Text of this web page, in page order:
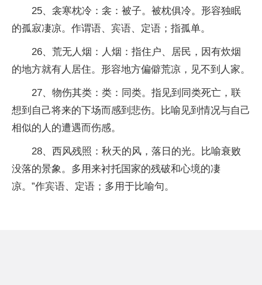
25、衾寒枕冷：衾：被子。被枕俱冷。形容独眠
的孤寂凄凉。作谓语、宾语、定语；指孤单。
26、荒无人烟：人烟：指住户、居民，因有炊烟
的地方就有人居住。形容地方偏僻荒凉，见不到人家。
27、物伤其类：类：同类。指见到同类死亡，联
想到自己将来的下场而感到悲伤。比喻见到情况与自己
相似的人的遭遇而伤感。
28、西风残照：秋天的风，落日的光。比喻衰败
没落的景象。多用来衬托国家的残破和心境的凄
凉。”作宾语、定语；多用于比喻句。